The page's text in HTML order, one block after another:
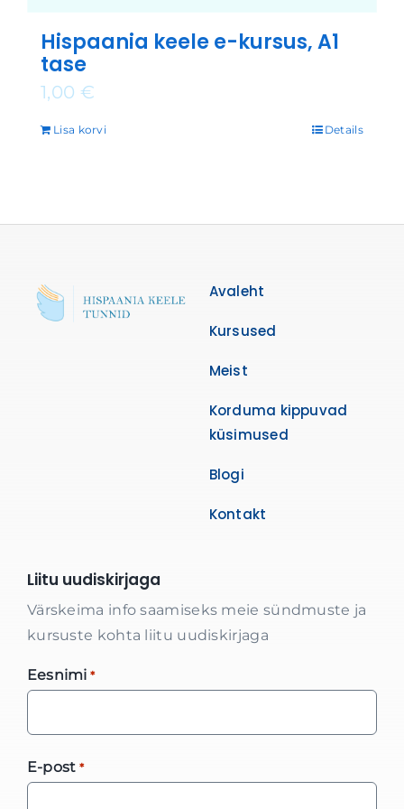
Hispaania keele e-kursus, A1
tase
1,00 €
Lisa korvi Details
Avaleht
Kursused
Meist
Korduma kippuvad
küsimused
Blogi
Kontakt
Liitu uudiskirjaga
Värskeima info saamiseks meie sündmuste ja
kursuste kohta liitu uudiskirjaga
Eesnimi *
E-post *